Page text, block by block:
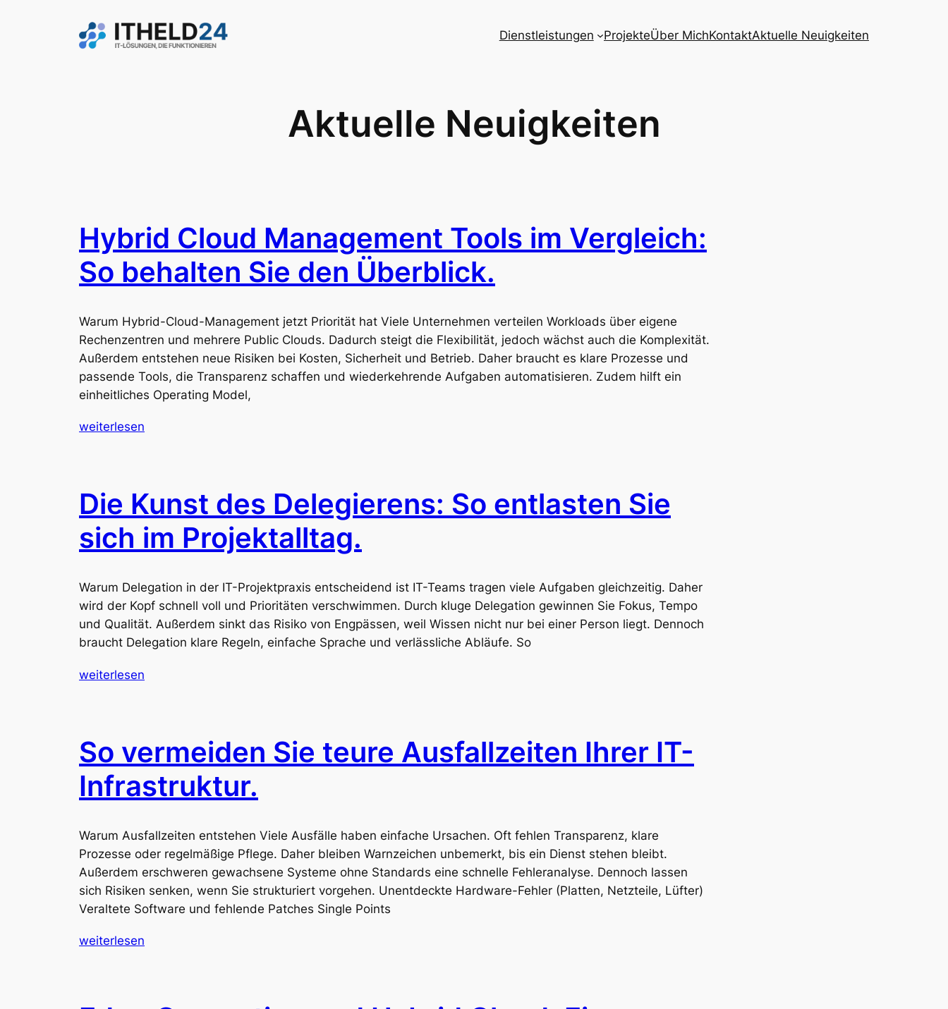
Dienstleistungen ProjekteÜber MichKontaktAktuelle Neuigkeiten
Aktuelle Neuigkeiten
Hybrid Cloud Management Tools im Vergleich:
So behalten Sie den Überblick.
Warum Hybrid-Cloud-Management jetzt Priorität hat Viele Unternehmen verteilen Workloads über eigene
Rechenzentren und mehrere Public Clouds. Dadurch steigt die Flexibilität, jedoch wächst auch die Komplexität.
Außerdem entstehen neue Risiken bei Kosten, Sicherheit und Betrieb. Daher braucht es klare Prozesse und
passende Tools, die Transparenz schaffen und wiederkehrende Aufgaben automatisieren. Zudem hilft ein
einheitliches Operating Model,
weiterlesen
Die Kunst des Delegierens: So entlasten Sie
sich im Projektalltag.
Warum Delegation in der IT-Projektpraxis entscheidend ist IT-Teams tragen viele Aufgaben gleichzeitig. Daher
wird der Kopf schnell voll und Prioritäten verschwimmen. Durch kluge Delegation gewinnen Sie Fokus, Tempo
und Qualität. Außerdem sinkt das Risiko von Engpässen, weil Wissen nicht nur bei einer Person liegt. Dennoch
braucht Delegation klare Regeln, einfache Sprache und verlässliche Abläufe. So
weiterlesen
So vermeiden Sie teure Ausfallzeiten Ihrer IT-
Infrastruktur.
Warum Ausfallzeiten entstehen Viele Ausfälle haben einfache Ursachen. Oft fehlen Transparenz, klare
Prozesse oder regelmäßige Pflege. Daher bleiben Warnzeichen unbemerkt, bis ein Dienst stehen bleibt.
Außerdem erschweren gewachsene Systeme ohne Standards eine schnelle Fehleranalyse. Dennoch lassen
sich Risiken senken, wenn Sie strukturiert vorgehen. Unentdeckte Hardware-Fehler (Platten, Netzteile, Lüfter)
Veraltete Software und fehlende Patches Single Points
weiterlesen